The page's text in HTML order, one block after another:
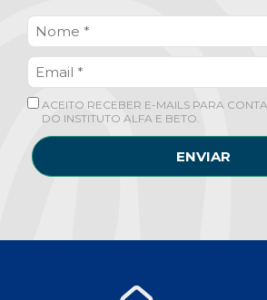
ACEITO RECEBER E-MAILS PARA
DO INSTITUTO ALFA E BETO.
ENVIAR